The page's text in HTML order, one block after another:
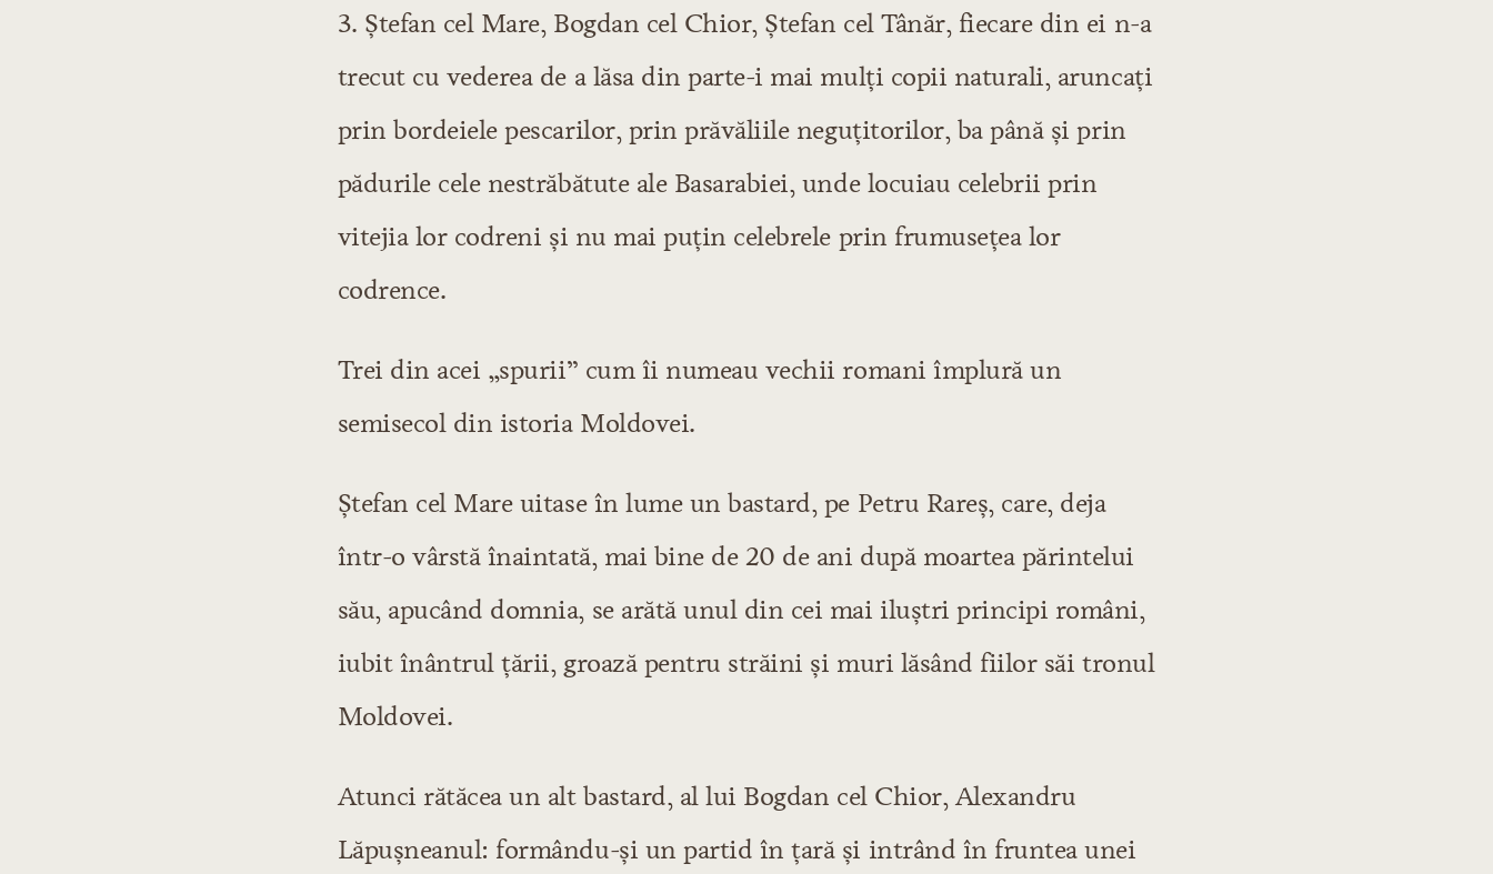
3. Ştefan cel Mare, Bogdan cel Chior, Ştefan cel Tânăr, fiecare din ei n-a
trecut cu vederea de a lăsa din parte-i mai mulţi copii naturali, aruncaţi
prin bordeiele pescarilor, prin prăvăliile neguţitorilor, ba până şi prin
pădurile cele nestrăbătute ale Basarabiei, unde locuiau celebrii prin
vitejia lor codreni şi nu mai puţin celebrele prin frumuseţea lor
codrence.
Trei din acei „spurii” cum îi numeau vechii romani împlură un
semisecol din istoria Moldovei.
Ştefan cel Mare uitase în lume un bastard, pe Petru Rareş, care, deja
într-o vârstă înaintată, mai bine de 20 de ani după moartea părintelui
său, apucând domnia, se arătă unul din cei mai iluştri principi români,
iubit înântrul ţării, groază pentru străini şi muri lăsând fiilor săi tronul
Moldovei.
Atunci rătăcea un alt bastard, al lui Bogdan cel Chior, Alexandru
Lăpuşneanul: formându-şi un partid în ţară şi intrând în fruntea unei